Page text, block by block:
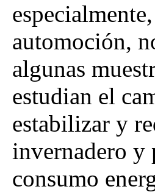
automoción,
algunas
estudian el
estabilizar y
invernadero y
consumo